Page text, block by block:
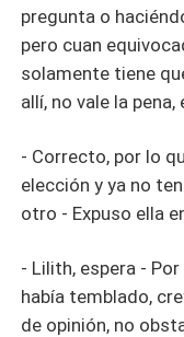
pregunta o
pero cuan
solamente tiene
allí, no vale la
- Correcto, por lo
elección y ya no
otro - Expuso ella
- Lilith, espera -
había temblado,
de opinión, no